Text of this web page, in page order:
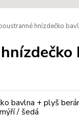
hnízdečko